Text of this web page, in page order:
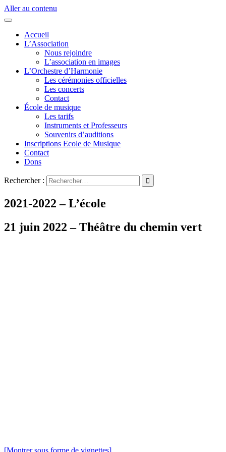
Aller au contenu
Accueil
L’Association
Nous rejoindre
L’association en images
L’Orchestre d’Harmonie
Les cérémonies officielles
Les concerts
Contact
École de musique
Les tarifs
Instruments et Professeurs
Souvenirs d’auditions
Inscriptions Ecole de Musique
Contact
Dons
Rechercher :
2021-2022 – L’école
21 juin 2022 – Théâtre du chemin vert
[Montrer sous forme de vignettes]